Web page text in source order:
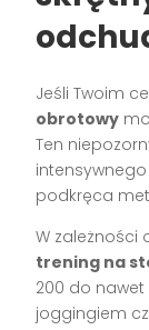
Jeśli Twoim
obrotowy
Ten
podkręca
W zależności
trening na
200 do nawet
joggingiem